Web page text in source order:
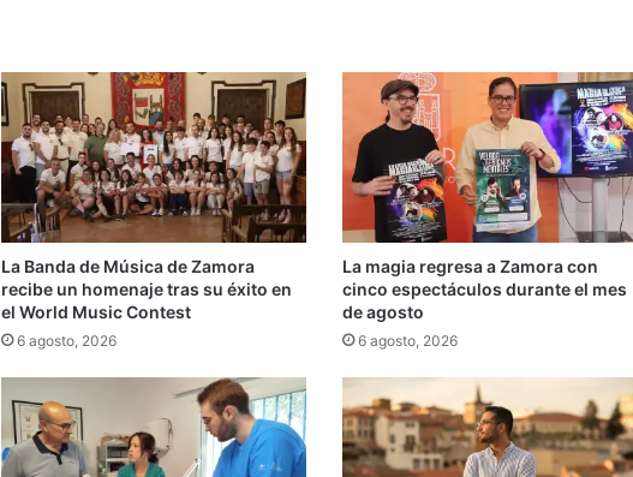
La Banda de Música de Zamora
recibe un homenaje tras su éxito en
el World Music Contest
6 agosto, 2026
La magia regresa a Zamora con
cinco espectáculos durante el mes
de agosto
6 agosto, 2026